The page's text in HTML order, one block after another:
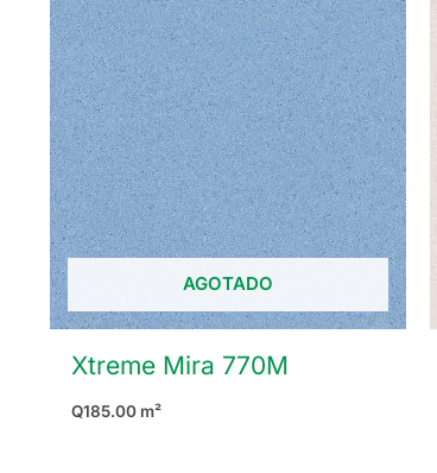
AGOTADO
Xtreme Mira 770M
Q185.00 m²